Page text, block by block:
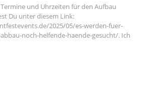
Termine und Uhrzeiten für den Aufbau
Du unter diesem Link:
2025/05/es-werden-fuer-
noch-helfende-haende-gesucht/. Ich